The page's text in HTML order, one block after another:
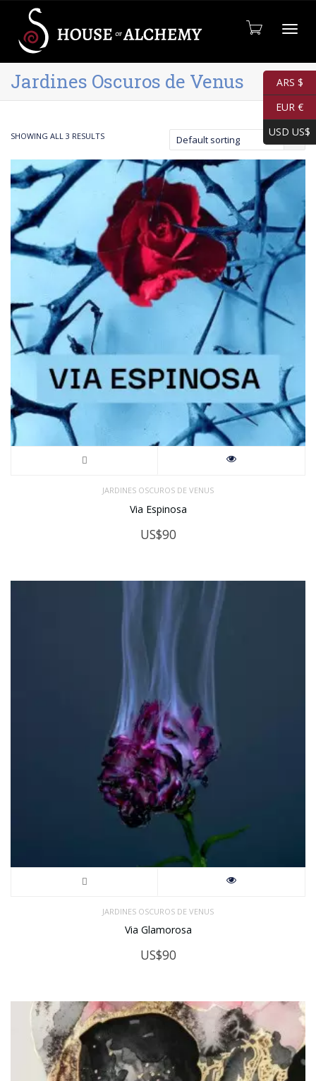
Jardines Oscuros de Venus
SHOWING ALL 3 RESULTS
JARDINES OSCUROS DE VENUS
Via Espinosa
US$90
JARDINES OSCUROS DE VENUS
Via Glamorosa
US$90
ARS $
EUR €
USD US$